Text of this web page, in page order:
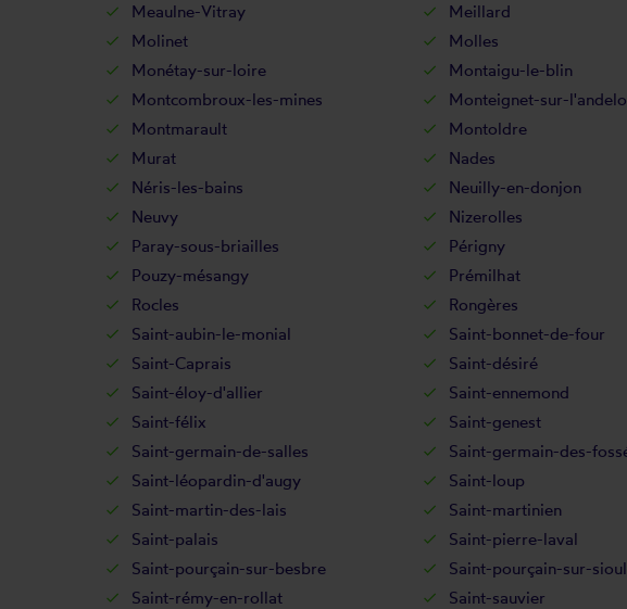
Meaulne-Vitray Meillard
Molinet Molles
Monétay-sur-loire Montaigu-le-blin
Montcombroux-les-mines Monteignet-sur-
Montmarault Montoldre
Murat Nades
Néris-les-bains Neuilly-en-donjon
Neuvy Nizerolles
Paray-sous-briailles Périgny
Pouzy-mésangy Prémilhat
Rocles Rongères
Saint-aubin-le-monial Saint-bonnet-de-four
Saint-Caprais Saint-désiré
Saint-éloy-d'allier Saint-ennemond
Saint-félix Saint-genest
Saint-germain-de-salles Saint-germain-des-
Saint-léopardin-d'augy Saint-loup
Saint-martin-des-lais Saint-martinien
Saint-palais Saint-pierre-laval
Saint-pourçain-sur-besbre Saint-pourçain-sur-
Saint-rémy-en-rollat Saint-sauvier